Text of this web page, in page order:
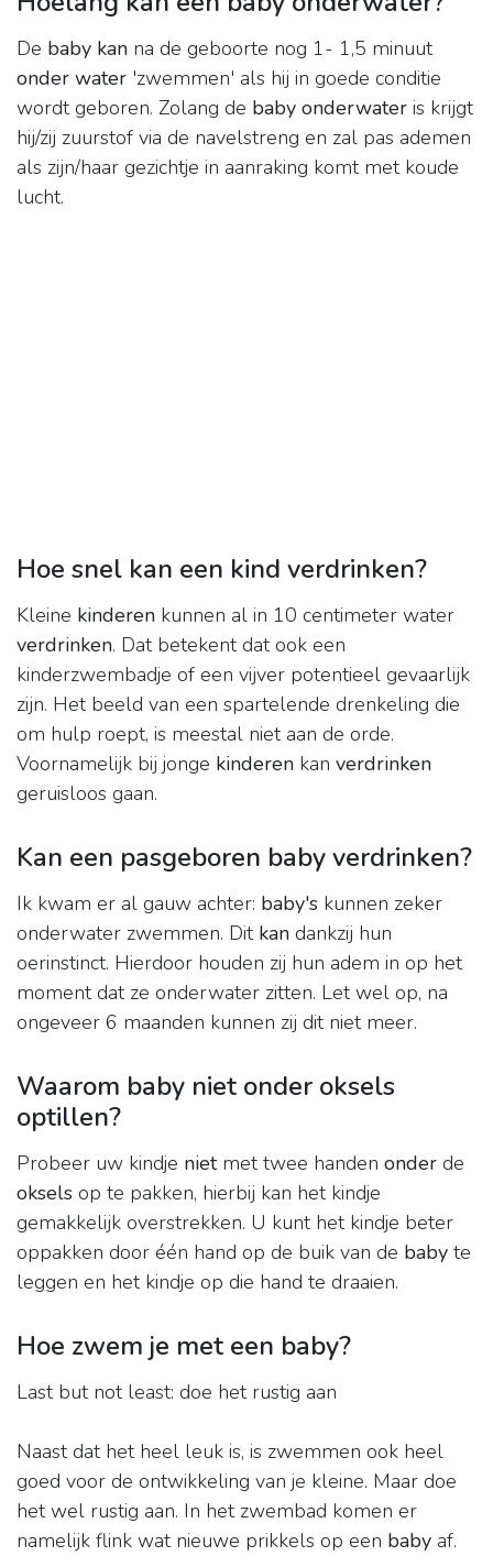
De baby kan na de geboorte nog 1- 1,5 minuut
onder water 'zwemmen' als hij in goede conditie
wordt geboren. Zolang de baby onderwater is krijgt
hij/zij zuurstof via de navelstreng en zal pas ademen
als zijn/haar gezichtje in aanraking komt met koude
lucht.
Hoe snel kan een kind verdrinken?
Kleine kinderen kunnen al in 10 centimeter water
verdrinken. Dat betekent dat ook een
kinderzwembadje of een vijver potentieel gevaarlijk
zijn. Het beeld van een spartelende drenkeling die
om hulp roept, is meestal niet aan de orde.
Voornamelijk bij jonge kinderen kan verdrinken
geruisloos gaan.
Kan een pasgeboren baby verdrinken?
Ik kwam er al gauw achter: baby's kunnen zeker
onderwater zwemmen. Dit kan dankzij hun
oerinstinct. Hierdoor houden zij hun adem in op het
moment dat ze onderwater zitten. Let wel op, na
ongeveer 6 maanden kunnen zij dit niet meer.
Waarom baby niet onder oksels
optillen?
Probeer uw kindje nietmet twee handen onder de
oksels op te pakken, hierbij kan het kindje
gemakkelijk overstrekken. U kunt het kindje beter
oppakken door één hand op de buik van de baby te
leggen en het kindje op die hand te draaien.
Hoe zwem je met een baby?
Last but not least: doe het rustig aan
Naast dat het heel leuk is, is zwemmen ook heel
goed voor de ontwikkeling van je kleine. Maar doe
het wel rustig aan. In het zwembad komen er
namelijk flink wat nieuwe prikkels op een baby af.